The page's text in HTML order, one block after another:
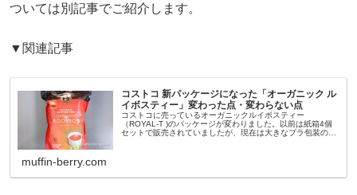
ついては別記事でご紹介します。
▼関連記事
コストコ 新パッケージになった「オーガニック ル
イボスティー」変わった点・変わらない点
コストコに売っているオーガニックルイボスティー
（ROYAL-T )のパッケージが変わりました。以前は紙箱4個
セットで販売されていましたが、現在は大きなプラ包装のパ
muffin-berry.com